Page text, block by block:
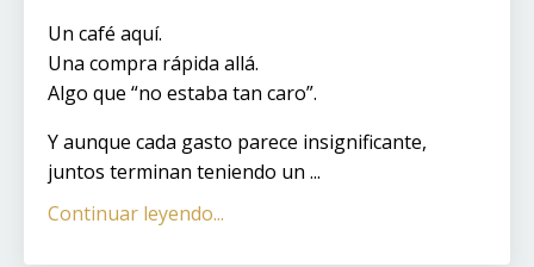
Un café aquí.
Una compra rápida allá.
Algo que “no estaba tan caro”.
Y aunque cada gasto parece insignificante,
juntos terminan teniendo un ...
Continuar leyendo...